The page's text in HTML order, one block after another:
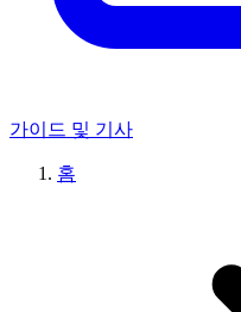
가이드 및 기사
홈